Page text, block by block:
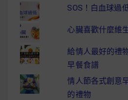
SOS！白血球過
心臟喜歡什麼維
給情人最好的禮
早餐食譜
情人節各式創意
的禮物